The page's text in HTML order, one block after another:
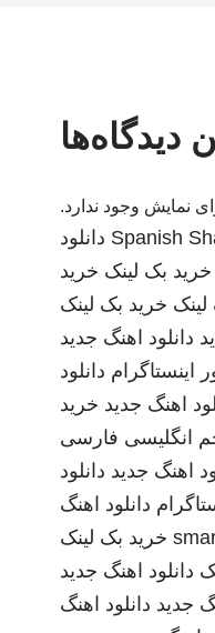
دیدگاه‌ها
نمایش وجود ندارد.
Spanish دانلود
خرید بک لینک خرید
خرید بک لینک
دانلود اهنگ جدید
اینستاگرام دانلود
اهنگ جدید خرید
انگلیسی فارسی
اهنگ جدید دانلود
دانلود اهنگ
خرید بک لینک
دانلود اهنگ جدید
جدید دانلود اهنگ